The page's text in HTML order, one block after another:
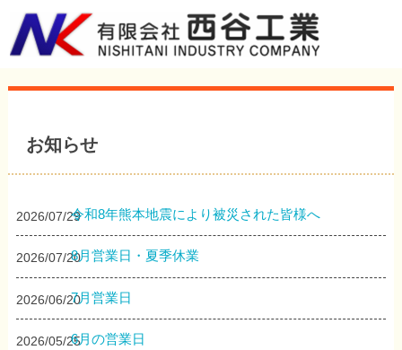
お知らせ
2026/07/29令和8年熊本地震により被災された皆様へ
2026/07/208月営業日・夏季休業
2026/06/207月営業日
2026/05/256月の営業日